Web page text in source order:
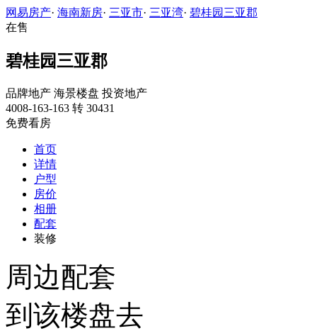
网易房产· 海南新房· 三亚市· 三亚湾· 碧桂园三亚郡
在售
碧桂园三亚郡
品牌地产 海景楼盘 投资地产
4008-163-163 转 30431
免费看房
首页
详情
户型
房价
相册
配套
装修
周边配套
到该楼盘去